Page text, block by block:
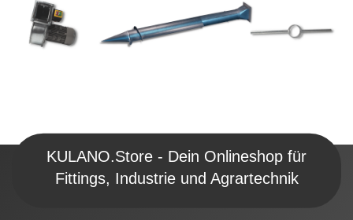
KULANO.Store - Dein Onlineshop für
Fittings, Industrie und Agrartechnik